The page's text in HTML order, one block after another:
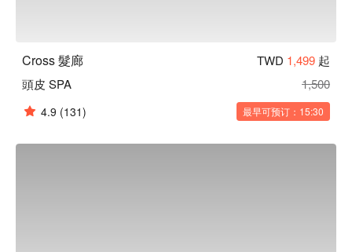
Cross 髮廊 TWD 1,499 起
頭皮 SPA
1,500
4.9 (131) 最早可预订：15:30